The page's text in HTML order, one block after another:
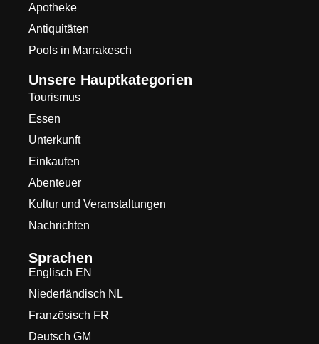
Apotheke
Antiquitäten
Pools in Marrakesch
Unsere Hauptkategorien
Tourismus
Essen
Unterkunft
Einkaufen
Abenteuer
Kultur und Veranstaltungen
Nachrichten
Sprachen
Englisch EN
Niederländisch NL
Französisch FR
Deutsch GM